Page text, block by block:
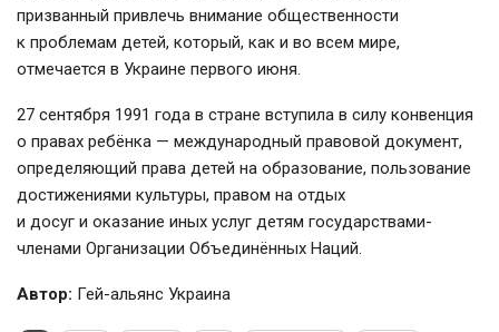
призванный привлечь внимание общественности
к проблемам детей, который, как и во всем мире,
отмечается в Украине первого июня.
27 сентября 1991 года в стране вступила в силу конвенция
о правах ребёнка — международный правовой документ,
определяющий права детей на образование, пользование
достижениями культуры, правом на отдых
и досуг и оказание иных услуг детям государствами-
членами Организации Объединённых Наций.
Автор: Гей-альянс Украина